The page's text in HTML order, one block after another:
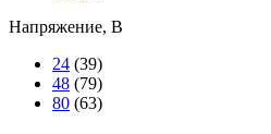
Напряжение, В
24 (39)
48 (79)
80 (63)